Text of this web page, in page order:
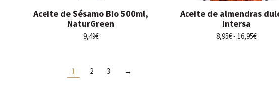
Aceite de Sésamo Bio 500ml,
NaturGreen
9,49€
Aceite de almendras
Intersa
8,95€ - 16,95€Rango
1 2 3 →